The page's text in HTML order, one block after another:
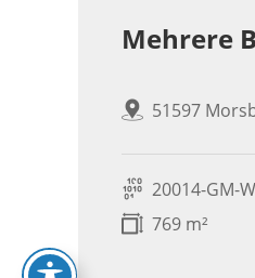
Mehrere
51597
20014-GM-
769 m²